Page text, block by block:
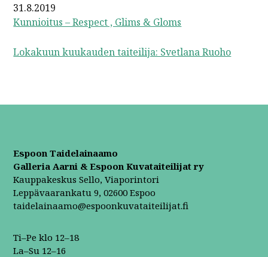
31.8.2019
Kunnioitus – Respect , Glims & Gloms
Lokakuun kuukauden taiteilija: Svetlana Ruoho
Espoon Taidelainaamo
Galleria Aarni & Espoon Kuvataiteilijat ry
Kauppakeskus Sello, Viaporintori
Leppävaarankatu 9, 02600 Espoo
taidelainaamo@espoonkuvataiteilijat.fi
Ti–Pe klo 12–18
La–Su 12–16